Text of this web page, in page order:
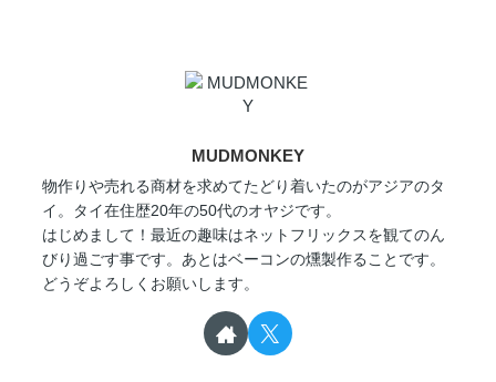
MUDMONKEY
物作りや売れる商材を求めてたどり着いたのがアジアのタ
イ。タイ在住歴20年の50代のオヤジです。
はじめまして！最近の趣味はネットフリックスを観てのん
びり過ごす事です。あとはベーコンの燻製作ることです。
どうぞよろしくお願いします。